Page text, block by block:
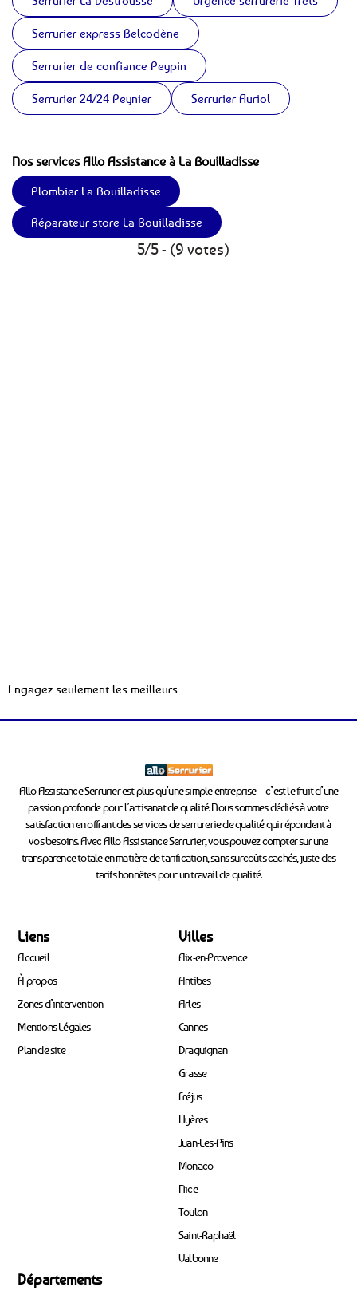
Serrurier express Belcodène
Serrurier de confiance Peypin
Serrurier 24/24 Peynier Serrurier Auriol
Nos services Allo Assistance à La Bouilladisse
Plombier La Bouilladisse
Réparateur store La Bouilladisse
5/5 - (9 votes)
Engagez seulement les meilleurs
Allo Assistance Serrurier est plus qu’une simple entreprise – c’est le fruit d’une
passion profonde pour l’artisanat de qualité. Nous sommes dédiés à votre
satisfaction en offrant des services de serrurerie de qualité qui répondent à
vos besoins. Avec Allo Assistance Serrurier, vous pouvez compter sur une
transparence totale en matière de tarification, sans surcoûts cachés, juste des
tarifs honnêtes pour un travail de qualité.
Liens
Accueil
À propos
Zones d’intervention
Mentions Légales
Plan de site
Villes
Aix-en-Provence
Antibes
Arles
Cannes
Draguignan
Grasse
Fréjus
Hyères
Juan-Les-Pins
Monaco
Nice
Toulon
Saint-Raphaël
Valbonne
Départements